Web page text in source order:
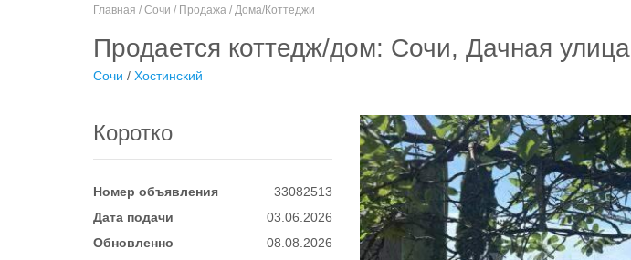
Главная / Сочи / Продажа / Дома/Коттеджи
Продается коттедж/дом: Сочи, Дачная улица
Сочи / Хостинский
Коротко
Номер объявления
33082513
Дата подачи
03.06.2026
Обновленно
08.08.2026